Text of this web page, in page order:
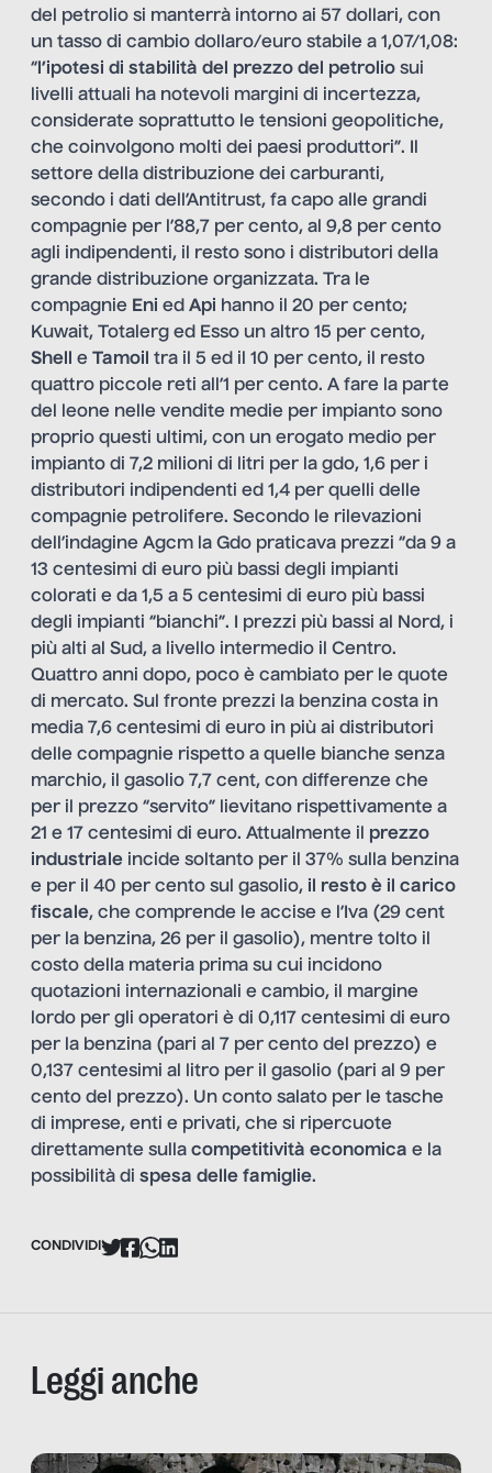
del petrolio si manterrà intorno ai 57 dollari, con
un tasso di cambio dollaro/euro stabile a 1,07/1,08:
“ l’ipotesi di stabilità del prezzo del petrolio sui
livelli attuali ha notevoli margini di incertezza,
considerate soprattutto le tensioni geopolitiche,
che coinvolgono molti dei paesi produttori”. Il
settore della distribuzione dei carburanti,
secondo i dati dell’Antitrust, fa capo alle grandi
compagnie per l’88,7 per cento, al 9,8 per cento
agli indipendenti, il resto sono i distributori della
grande distribuzione organizzata. Tra le
compagnie Eni ed Api hanno il 20 per cento;
Kuwait, Totalerg ed Esso un altro 15 per cento,
Shell
e Tamoil tra il 5 ed il 10 per cento, il resto
quattro piccole reti all’1 per cento. A fare la parte
del leone nelle vendite medie per impianto sono
proprio questi ultimi, con un erogato medio per
impianto di 7,2 milioni di litri per la gdo, 1,6 per i
distributori indipendenti ed 1,4 per quelli delle
compagnie petrolifere. Secondo le rilevazioni
dell’indagine Agcm la Gdo praticava prezzi “da 9 a
13 centesimi di euro più bassi degli impianti
colorati e da 1,5 a 5 centesimi di euro più bassi
degli impianti “bianchi”. I prezzi più bassi al Nord, i
più alti al Sud, a livello intermedio il Centro.
Quattro anni dopo, poco è cambiato per le quote
di mercato. Sul fronte prezzi la benzina costa in
media 7,6 centesimi di euro in più ai distributori
delle compagnie rispetto a quelle bianche senza
marchio, il gasolio 7,7 cent, con differenze che
per il prezzo “servito” lievitano rispettivamente a
21 e 17 centesimi di euro. Attualmente il
prezzo
industriale incide soltanto per il 37% sulla benzina
e per il 40 per cento sul gasolio, il resto è il carico
fiscale, che comprende le accise e l’Iva (29 cent
per la benzina, 26 per il gasolio), mentre tolto il
costo della materia prima su cui incidono
quotazioni internazionali e cambio, il margine
lordo per gli operatori è di 0,117 centesimi di euro
per la benzina (pari al 7 per cento del prezzo) e
0,137 centesimi al litro per il gasolio (pari al 9 per
cento del prezzo). Un conto salato per le tasche
di imprese, enti e privati, che si ripercuote
direttamente sulla competitività economica e la
possibilità di spesa delle famiglie.
CONDIVIDI
Leggi anche